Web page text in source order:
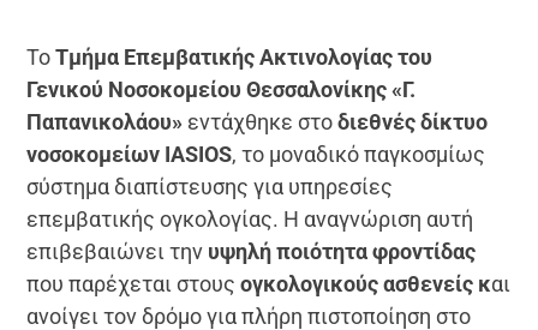
ΤοΤμήμα Επεμβατικής Ακτινολογίας του
Γενικού Νοσοκομείου Θεσσαλονίκης «Γ.
Παπανικολάου» εντάχθηκε στοδιεθνές δίκτυο
νοσοκομείων IASIOS, το μοναδικό παγκοσμίως
σύστημα διαπίστευσης για υπηρεσίες
επεμβατικής ογκολογίας. Η αναγνώριση αυτή
επιβεβαιώνει την υψηλή ποιότητα φροντίδας
που παρέχεται στους ογκολογικούς ασθενείς και
ανοίγει τον δρόμο για πλήρη πιστοποίηση στο